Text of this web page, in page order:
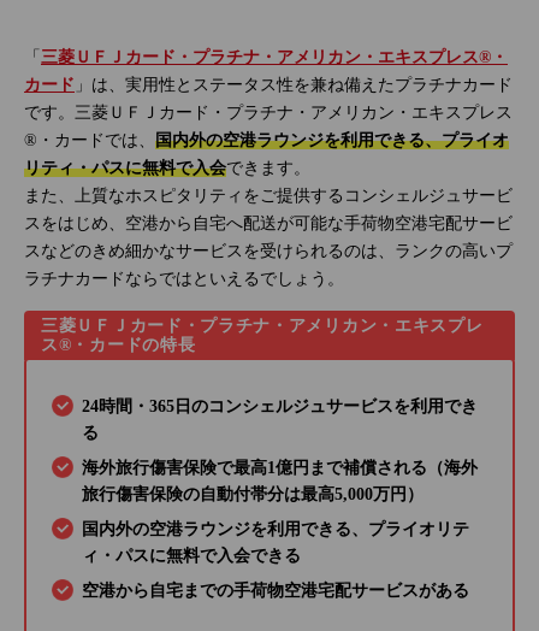
「 三菱ＵＦＪカード・プラチナ・アメリカン・エキスプレス®・
カード 」は、実用性とステータス性を兼ね備えたプラチナカード
です。三菱ＵＦＪカード・プラチナ・アメリカン・エキスプレス
®・カードでは、 国内外の空港ラウンジを利用できる、プライオ
リティ・パスに無料で入会できます。
また、上質なホスピタリティをご提供するコンシェルジュサービ
スをはじめ、空港から自宅へ配送が可能な手荷物空港宅配サービ
スなどのきめ細かなサービスを受けられるのは、ランクの高いプ
ラチナカードならではといえるでしょう。
三菱ＵＦＪカード・プラチナ・アメリカン・エキスプレ
ス®・カードの特長
24時間・365日のコンシェルジュサービスを利用でき
る
海外旅行傷害保険で最高1億円まで補償される（海外
旅行傷害保険の自動付帯分は最高5,000万円）
国内外の空港ラウンジを利用できる、プライオリテ
ィ・パスに無料で入会できる
空港から自宅までの手荷物空港宅配サービスがある